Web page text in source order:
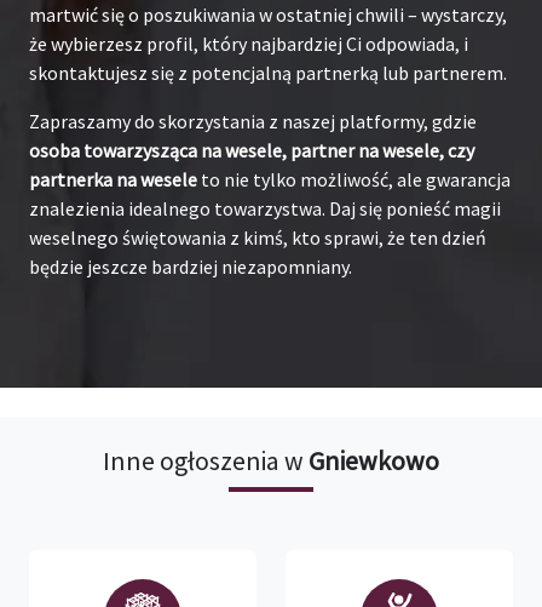
martwić się o poszukiwania w ostatniej chwili – wystarczy,
że wybierzesz profil, który najbardziej Ci odpowiada, i
skontaktujesz się z potencjalną partnerką lub partnerem.
Zapraszamy do skorzystania z naszej platformy, gdzie
osoba towarzysząca na wesele, partner na wesele, czy
partnerka na wesele to nie tylko możliwość, ale gwarancja
znalezienia idealnego towarzystwa. Daj się ponieść magii
weselnego świętowania z kimś, kto sprawi, że ten dzień
będzie jeszcze bardziej niezapomniany.
Inne ogłoszenia w Gniewkowo